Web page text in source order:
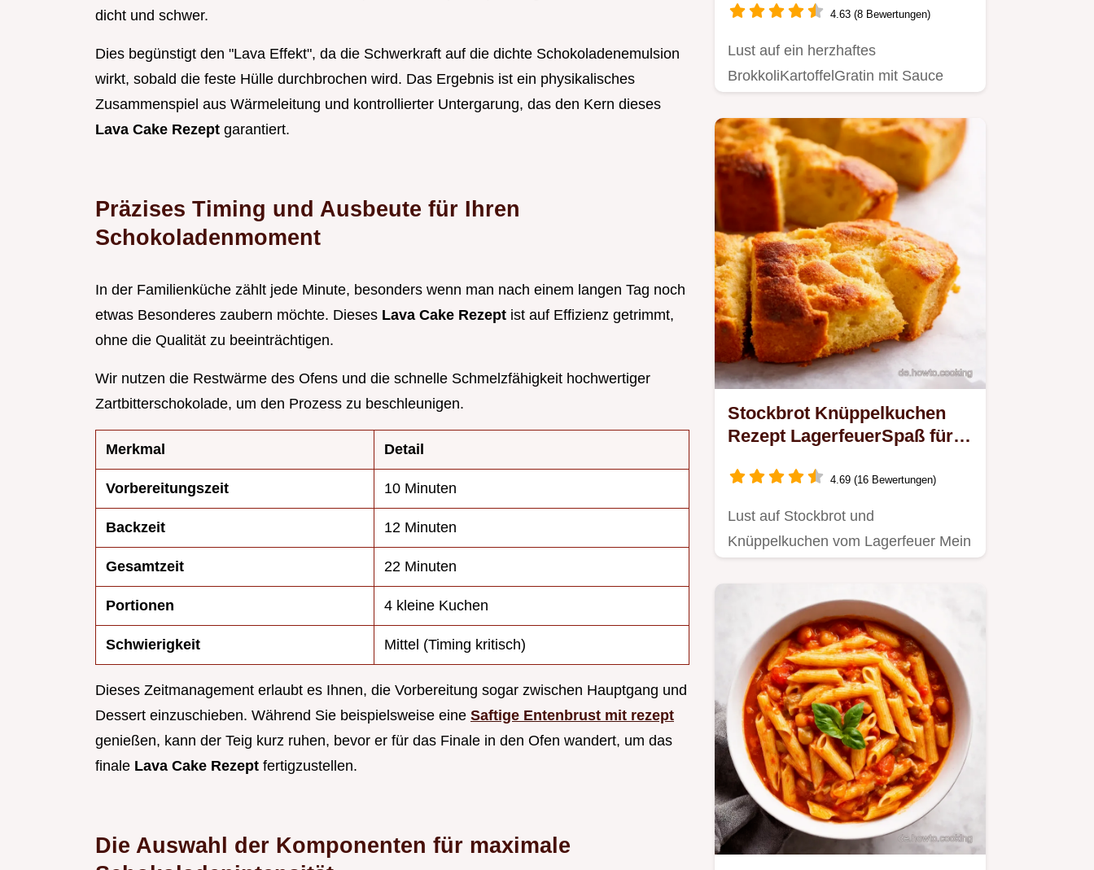
dicht und schwer.
Dies begünstigt den "Lava Effekt", da die Schwerkraft auf die dichte Schokoladenemulsion
wirkt, sobald die feste Hülle durchbrochen wird. Das Ergebnis ist ein physikalisches
Zusammenspiel aus Wärmeleitung und kontrollierter Untergarung, das den Kern dieses
Lava Cake Rezept garantiert.
Präzises Timing und Ausbeute für Ihren
Schokoladenmoment
In der Familienküche zählt jede Minute, besonders wenn man nach einem langen Tag noch
etwas Besonderes zaubern möchte. Dieses Lava Cake Rezept ist auf Effizienz getrimmt,
ohne die Qualität zu beeinträchtigen.
Wir nutzen die Restwärme des Ofens und die schnelle Schmelzfähigkeit hochwertiger
Zartbitterschokolade, um den Prozess zu beschleunigen.
Merkmal Detail
Vorbereitungszeit 10 Minuten
Backzeit 12 Minuten
Gesamtzeit 22 Minuten
Portionen 4 kleine Kuchen
Schwierigkeit Mittel (Timing kritisch)
Dieses Zeitmanagement erlaubt es Ihnen, die Vorbereitung sogar zwischen Hauptgang und
Dessert einzuschieben. Während Sie beispielsweise eine Saftige Entenbrust mit rezept
genießen, kann der Teig kurz ruhen, bevor er für das Finale in den Ofen wandert, um das
finale Lava Cake Rezept fertigzustellen.
Die Auswahl der Komponenten für maximale
4.63 (8 Bewertungen)
Lust auf ein herzhaftes
BrokkoliKartoffelGratin mit Sauce
Käsesauce…
Stockbrot Knüppelkuchen
Rezept LagerfeuerSpaß für
4.69 (16 Bewertungen)
Lust auf Stockbrot und
Knüppelkuchen vom Lagerfeuer Mein